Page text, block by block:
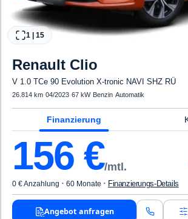
1 | 15
Renault Clio
V 1.0 TCe 90 Evolution X-tronic NAVI SHZ RÜ
26.814 km·04/2023·67 kW· Benzin·Automatik
Finanzierung
156 €/mtl.
0 € Anzahlung · 60 Monate · Finanzierungs-Details
Angebot anfragen